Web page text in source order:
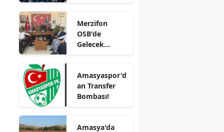
Gaziantep
Giresun
Hakkari
Isparta
Sürprizler,
Parada Yeni
Fırsatlar
Merzifon
OSB'de
Gelecek
Amasyaspor'd
an Transfer
Bombası!
Amasya'da